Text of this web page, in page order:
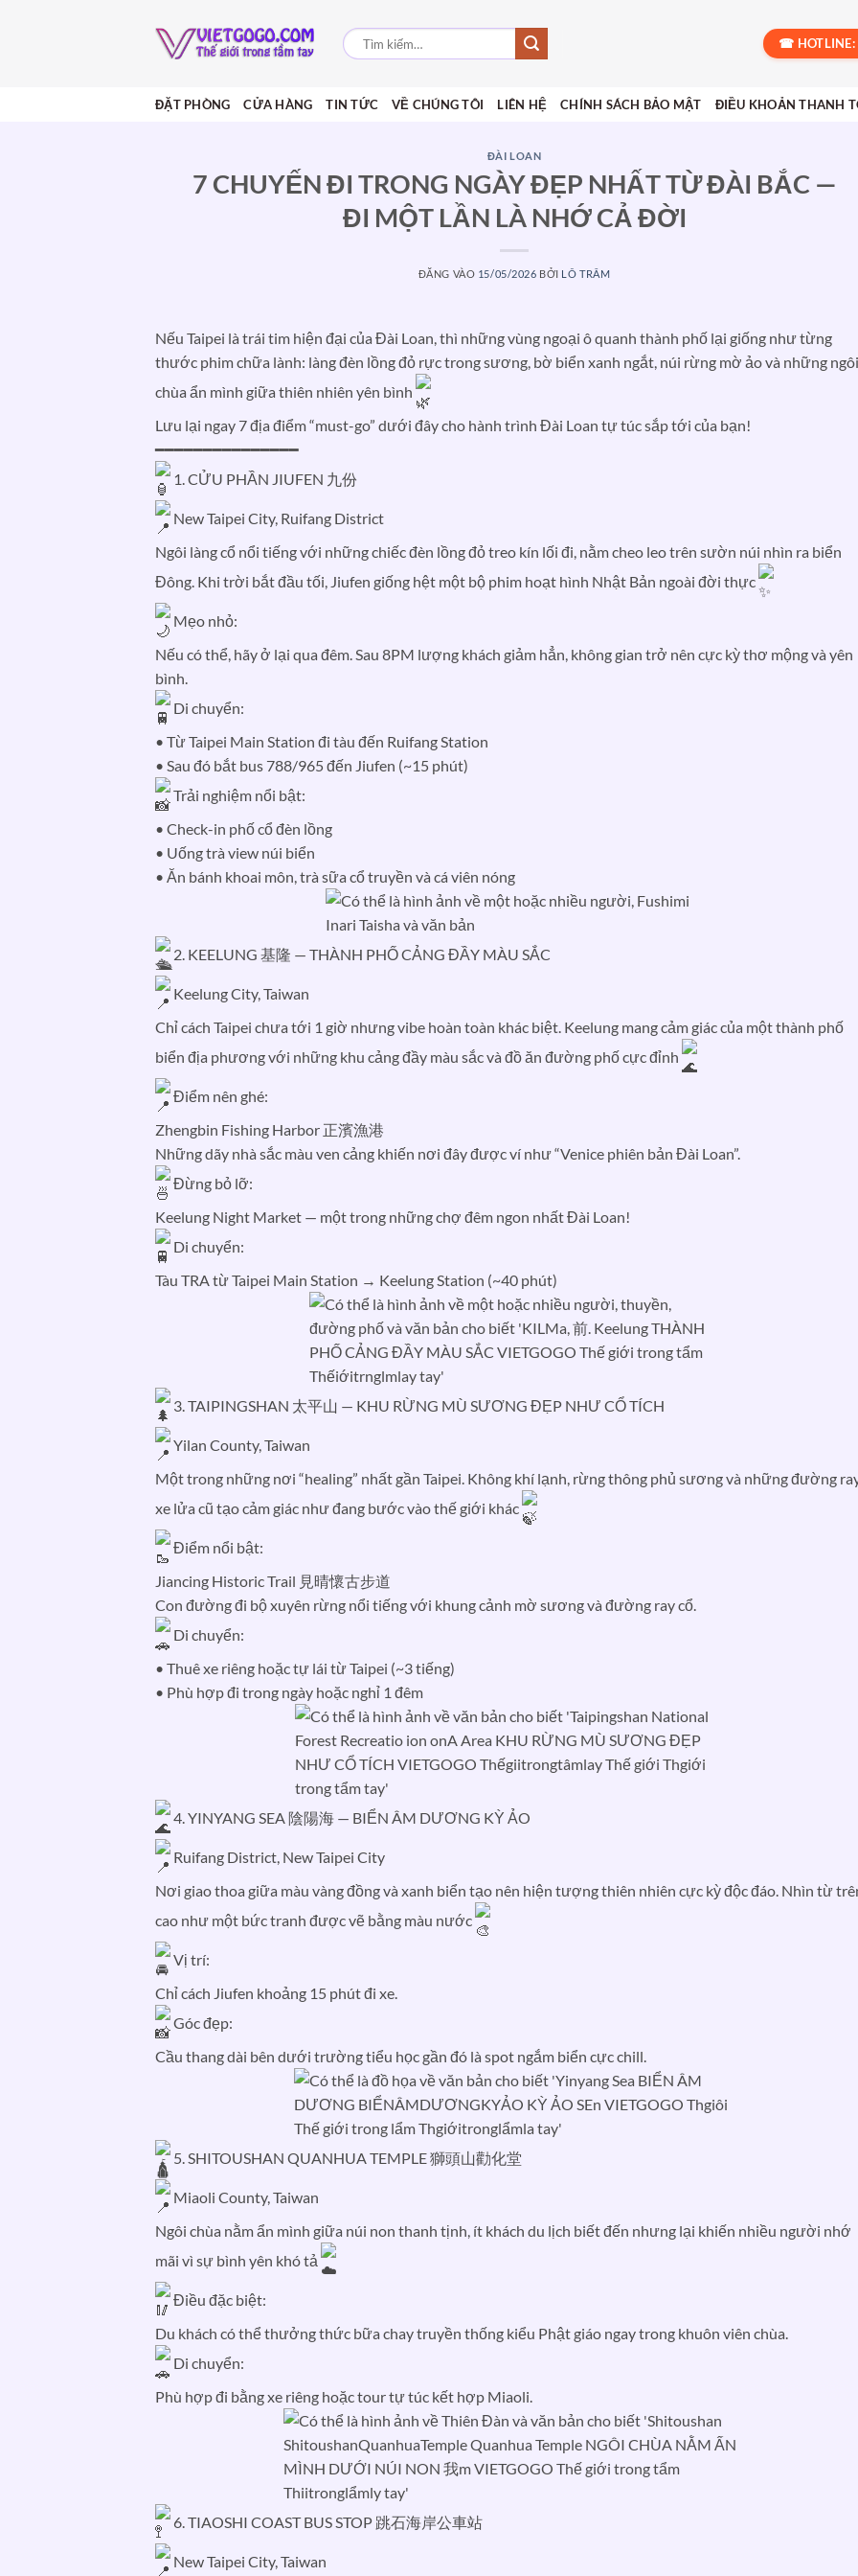
Tìm
kiếm:
☎
ĐẶT PHÒNG CỬA HÀNG TIN TỨC VỀ CHÚNG TÔI LIÊN HỆ CHÍNH SÁCH BẢO MẬT ĐIỀU KHOẢN THANH
ĐÀI LOAN
7 CHUYẾN ĐI TRONG NGÀY ĐẸP NHẤT TỪ ĐÀI BẮC —
ĐI MỘT LẦN LÀ NHỚ CẢ ĐỜI
ĐĂNG VÀO 15/05/2026 BỞI LÔ TRÂM
Nếu Taipei là trái tim hiện đại của Đài Loan, thì những vùng ngoại ô quanh thành phố lại giống như từng
thước phim chữa lành: làng đèn lồng đỏ rực trong sương, bờ biển xanh ngắt, núi rừng mờ ảo và những ngôi
chùa ẩn mình giữa thiên nhiên yên bình
Lưu lại ngay 7 địa điểm “must-go” dưới đây cho hành trình Đài Loan tự túc sắp tới của bạn!
━━━━━━━━━━━━━━━
1. CỬU PHẦN JIUFEN 九份
New Taipei City, Ruifang District
Ngôi làng cổ nổi tiếng với những chiếc đèn lồng đỏ treo kín lối đi, nằm cheo leo trên sườn núi nhìn ra biển
Đông. Khi trời bắt đầu tối, Jiufen giống hệt một bộ phim hoạt hình Nhật Bản ngoài đời thực
Mẹo nhỏ:
Nếu có thể, hãy ở lại qua đêm. Sau 8PM lượng khách giảm hẳn, không gian trở nên cực kỳ thơ mộng và yên
bình.
Di chuyển:
• Từ Taipei Main Station đi tàu đến Ruifang Station
• Sau đó bắt bus 788/965 đến Jiufen (~15 phút)
Trải nghiệm nổi bật:
• Check-in phố cổ đèn lồng
• Uống trà view núi biển
• Ăn bánh khoai môn, trà sữa cổ truyền và cá viên nóng
2. KEELUNG 基隆 — THÀNH PHỐ CẢNG ĐẦY MÀU SẮC
Keelung City, Taiwan
Chỉ cách Taipei chưa tới 1 giờ nhưng vibe hoàn toàn khác biệt. Keelung mang cảm giác của một thành phố
biển địa phương với những khu cảng đầy màu sắc và đồ ăn đường phố cực đỉnh
Điểm nên ghé:
Zhengbin Fishing Harbor 正濱漁港
Những dãy nhà sắc màu ven cảng khiến nơi đây được ví như “Venice phiên bản Đài Loan”.
Đừng bỏ lỡ:
Keelung Night Market — một trong những chợ đêm ngon nhất Đài Loan!
Di chuyển:
Tàu TRA từ Taipei Main Station → Keelung Station (~40 phút)
3. TAIPINGSHAN 太平山 — KHU RỪNG MÙ SƯƠNG ĐẸP NHƯ CỔ TÍCH
Yilan County, Taiwan
Một trong những nơi “healing” nhất gần Taipei. Không khí lạnh, rừng thông phủ sương và những đường
xe lửa cũ tạo cảm giác như đang bước vào thế giới khác
Điểm nổi bật:
Jiancing Historic Trail 見晴懷古步道
Con đường đi bộ xuyên rừng nổi tiếng với khung cảnh mờ sương và đường ray cổ.
Di chuyển:
• Thuê xe riêng hoặc tự lái từ Taipei (~3 tiếng)
• Phù hợp đi trong ngày hoặc nghỉ 1 đêm
4. YINYANG SEA 陰陽海 — BIỂN ÂM DƯƠNG KỲ ẢO
Ruifang District, New Taipei City
Nơi giao thoa giữa màu vàng đồng và xanh biển tạo nên hiện tượng thiên nhiên cực kỳ độc đáo. Nhìn từ
cao như một bức tranh được vẽ bằng màu nước
Vị trí:
Chỉ cách Jiufen khoảng 15 phút đi xe.
Góc đẹp:
Cầu thang dài bên dưới trường tiểu học gần đó là spot ngắm biển cực chill.
5. SHITOUSHAN QUANHUA TEMPLE 獅頭山勸化堂
Miaoli County, Taiwan
Ngôi chùa nằm ẩn mình giữa núi non thanh tịnh, ít khách du lịch biết đến nhưng lại khiến nhiều người nhớ
mãi vì sự bình yên khó tả
Điều đặc biệt:
Du khách có thể thưởng thức bữa chay truyền thống kiểu Phật giáo ngay trong khuôn viên chùa.
Di chuyển:
Phù hợp đi bằng xe riêng hoặc tour tự túc kết hợp Miaoli.
6. TIAOSHI COAST BUS STOP 跳石海岸公車站
New Taipei City, Taiwan